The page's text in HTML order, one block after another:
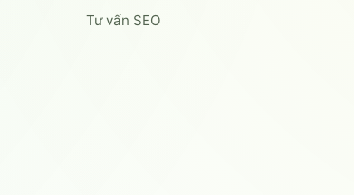
Tư vấn SEO